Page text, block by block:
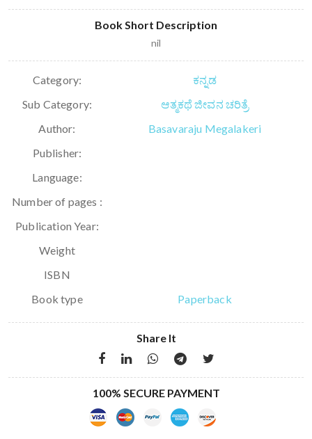
Book Short Description
nil
Category:
ಕನ್ನಡ
Sub Category:
ಆತ್ಮಕಥೆ ಜೀವನ ಚರಿತ್ರೆ
Author:
Basavaraju Megalakeri
Publisher:
Language:
Number of pages :
Publication Year:
Weight
ISBN
Book type
Paperback
Share It
100% SECURE PAYMENT